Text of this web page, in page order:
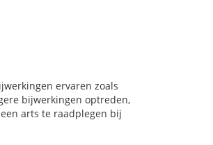
ervaren zoals
bijwerkingen optreden,
arts te raadplegen bij